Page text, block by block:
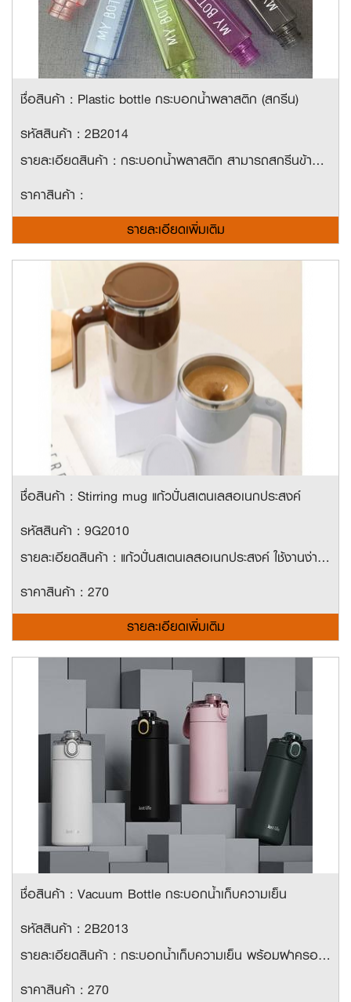
ชื่อสินค้า : Plastic bottle กระบอกน้ำพลาสติก (สกรีน)
รหัสสินค้า : 2B2014
รายละเอียดสินค้า : กระบอกน้ำพลาสติก สามารถสกรีนข้างขวดได้ 1 สี 1 ตำแหน่ง ขนาดความจุ 480ml.
ราคาสินค้า :
รายละเอียดเพิ่มเติม
ชื่อสินค้า : Stirring mug แก้วปั่นสเตนเลสอเนกประสงค์
รหัสสินค้า : 9G2010
รายละเอียดสินค้า : แก้วปั่นสเตนเลสอเนกประสงค์ ใช้งานง่าย เพียงใช้ถ่าน AA 2 ก้อนในการเพิ่มพลังงาน มีหูจับ ขนาดพอดีมือ พกพาสะดวก ขนาด 380ml.
ราคาสินค้า : 270
รายละเอียดเพิ่มเติม
ชื่อสินค้า : Vacuum Bottle กระบอกน้ำเก็บความเย็น
รหัสสินค้า : 2B2013
รายละเอียดสินค้า : กระบอกน้ำเก็บความเย็น พร้อมฝาครอบสีใส แลัไอเทมซิลิโคนข้างขวด ช่วยให้จับได้สะดวกยิ่งขึ้น Material : 304Stainless steel มี 2 ขนาด ขนาด 400ml ราคา 270 บาท ขนาด 500ml ราคา 280 บาท
ราคาสินค้า : 270